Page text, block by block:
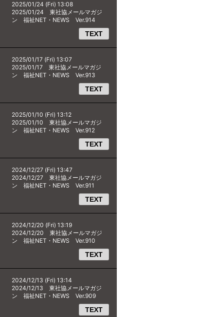
2025/01/24 (Fri) 13:08
2025/01/24 東社協メールマガジ
ン 福祉NET・NEWS Ver.914
TEXT
2025/01/17 (Fri) 13:07
2025/01/17 東社協メールマガジ
ン 福祉NET・NEWS Ver.913
TEXT
2025/01/10 (Fri) 13:12
2025/01/10 東社協メールマガジ
ン 福祉NET・NEWS Ver.912
TEXT
2024/12/27 (Fri) 13:47
2024/12/27 東社協メールマガジ
ン 福祉NET・NEWS Ver.911
TEXT
2024/12/20 (Fri) 13:19
2024/12/20 東社協メールマガジ
ン 福祉NET・NEWS Ver.910
TEXT
2024/12/13 (Fri) 13:14
2024/12/13 東社協メールマガジ
ン 福祉NET・NEWS Ver.909
TEXT